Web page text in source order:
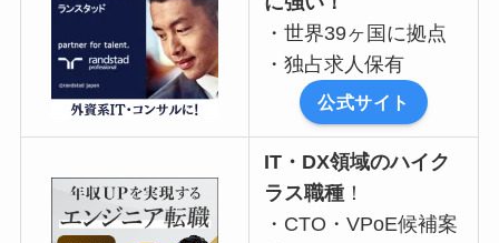
・世界39ヶ国に拠点
・独占求人保有
公式サイト
IT・DX領域のハイク
ラス職種 ！
・CTO・VPoE候補案